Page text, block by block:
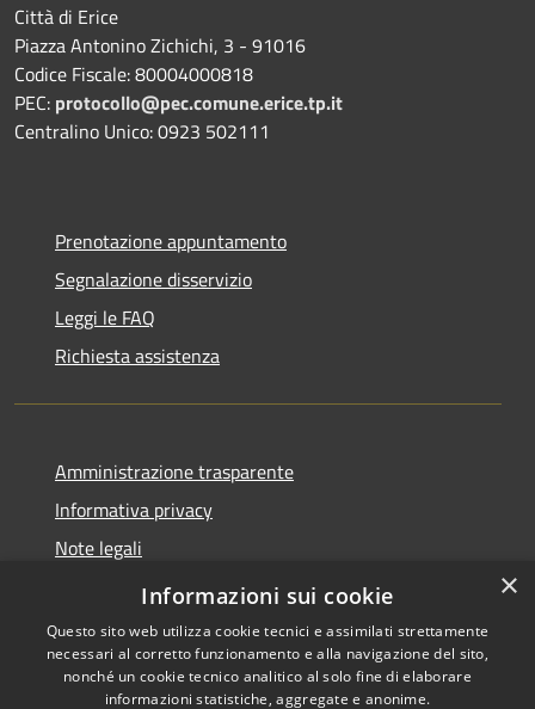
Città di Erice
Piazza Antonino Zichichi, 3 - 91016
Codice Fiscale: 80004000818
PEC: protocollo@pec.comune.erice.tp.it
Centralino Unico: 0923 502111
Prenotazione appuntamento
Segnalazione disservizio
Leggi le FAQ
Richiesta assistenza
Amministrazione trasparente
Informativa privacy
Note legali
Dichiarazione di accessibilità
×
Informazioni sui cookie
Questo sito web utilizza cookie tecnici e assimilati strettamente
necessari al corretto funzionamento e alla navigazione del sito,
nonché un cookie tecnico analitico al solo fine di elaborare
informazioni statistiche, aggregate e anonime.